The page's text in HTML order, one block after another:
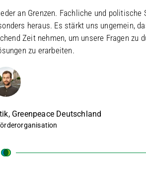
an Grenzen. Fachliche und politische
heraus. Es stärkt uns ungemein,
Zeit nehmen, um unsere Fragen zu
zu erarbeiten.
Greenpeace Deutschland